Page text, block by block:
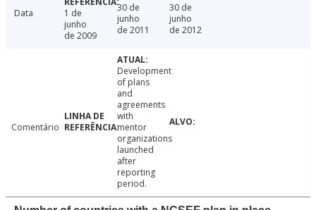
Data
1 de
junho
de 2009
30 de
junho
de 2011
30 de
junho
de 2012
Comentário
Development
of plans
and
agreements
with
mentor
organizations
launched
after
reporting
period.